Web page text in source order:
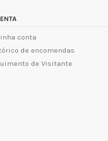
conta
de encomendas
de Visitante